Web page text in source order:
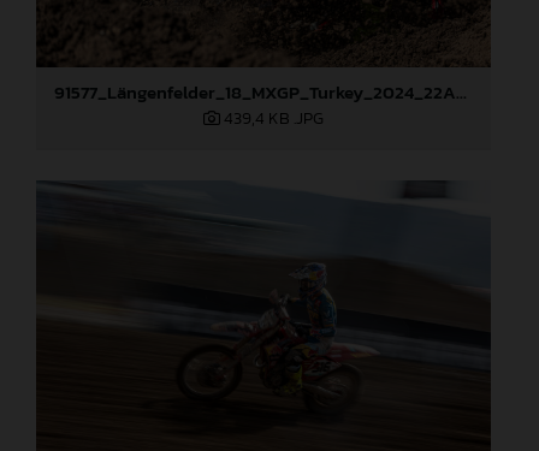
91577_Längenfelder_18_MXGP_Turkey_2024_22A2171
439,4 KB .JPG